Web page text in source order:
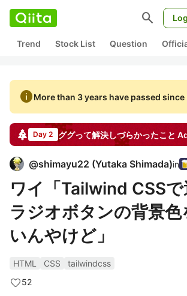
search
Trend Stock List Question
infoMore than 3 years have passed
Day 2 ググって解決しづらかったこと
@shimayu22 (Yutaka Shimada)in
ワイ「Tailwind CSSで
ラジオボタンの背景色
いんやけど」
HTML CSS
tailwindcss
52